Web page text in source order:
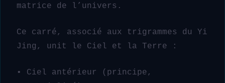
matrice de l’univers.
Ce carré, associé aux trigrammes du Yi
Jing, unit le Ciel et la Terre :
• Ciel antérieur (principe,